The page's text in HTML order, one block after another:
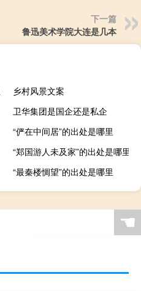
下一篇
鲁迅美术学院大连是几本
乡村风景文案
卫华集团是国企还是私企
“俨在中间居”的出处是哪里
“郑国游人未及家”的出处是哪里
“最秦楼惆望”的出处是哪里
☚